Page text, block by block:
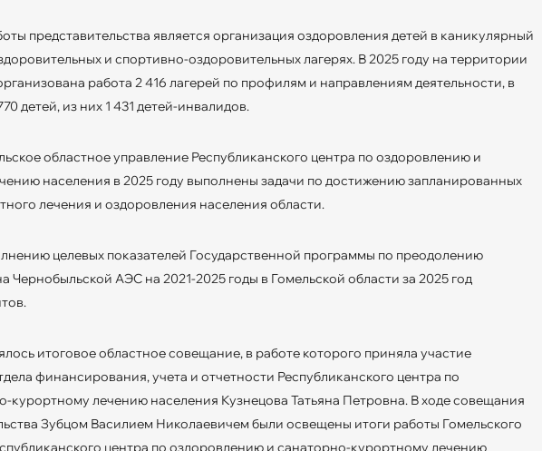
представительства является организация оздоровления детей в каникулярный
и спортивно-оздоровительных лагерях. В 2025 году на территории
работа 2 416 лагерей по профилям и направлениям деятельности, в
детей, из них 1 431 детей-инвалидов.
областное управление Республиканского центра по оздоровлению и
населения в 2025 году выполнены задачи по достижению запланированных
лечения и оздоровления населения области.
целевых показателей Государственной программы по преодолению
Чернобыльской АЭС на 2021-2025 годы в Гомельской области за 2025 год
итоговое областное совещание, в работе которого приняла участие
финансирования, учета и отчетности Республиканского центра по
курортному лечению населения Кузнецова Татьяна Петровна. В ходе совещания
Зубцом Василием Николаевичем были освещены итоги работы Гомельского
центра по оздоровлению и санаторно-курортному лечению